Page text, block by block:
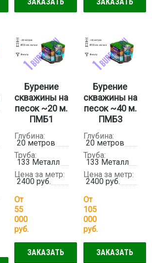
Бурение
скважины на
песок ~20 м.
ПМБ1
Глубина:
20 метров
Труба:
133 Металл
Цена за метр:
2400 руб.
От
55
000
руб.
ЗАКАЗАТЬ
Бурение
скважины на
песок ~40 м.
ПМБ3
Глубина:
20 метров
Труба:
133 Металл
Цена за метр:
2400 руб.
От
105
000
руб.
ЗАКАЗАТЬ